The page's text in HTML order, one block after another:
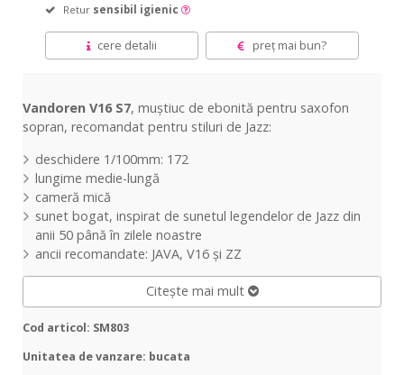
Retur sensibil igienic
cere detalii preț mai bun?
Vandoren V16 S7, muștiuc de ebonită pentru saxofon
sopran, recomandat pentru stiluri de Jazz:
deschidere 1/100mm: 172
lungime medie-lungă
cameră mică
sunet bogat, inspirat de sunetul legendelor de Jazz din
anii 50 până în zilele noastre
ancii recomandate: JAVA, V16 și ZZ
Citește mai mult
Cod articol: SM803
Unitatea de vanzare: bucata